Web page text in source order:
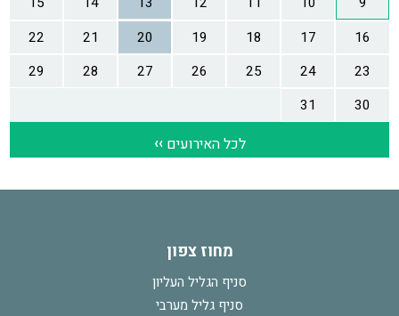
מחוז צפון
סניף הגליל העליון
סניף גליל מערבי